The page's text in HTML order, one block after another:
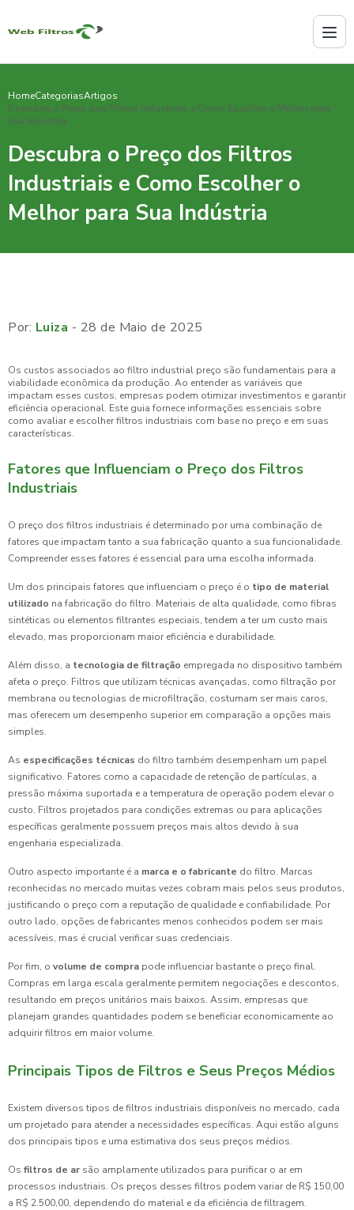
HomeCategoriasArtigos
Descubra o Preço dos Filtros Industriais e Como Escolher o Melhor para
Sua Indústria
Descubra o Preço dos Filtros
Industriais e Como Escolher o
Melhor para Sua Indústria
Por: Luiza - 28 de Maio de 2025
Os custos associados ao filtro industrial preço são fundamentais para a
viabilidade econômica da produção. Ao entender as variáveis que
impactam esses custos, empresas podem otimizar investimentos e garantir
eficiência operacional. Este guia fornece informações essenciais sobre
como avaliar e escolher filtros industriais com base no preço e em suas
características.
Fatores que Influenciam o Preço dos Filtros
Industriais
O preço dos filtros industriais é determinado por uma combinação de
fatores que impactam tanto a sua fabricação quanto a sua funcionalidade.
Compreender esses fatores é essencial para uma escolha informada.
Um dos principais fatores que influenciam o preço é o tipo de material
utilizado na fabricação do filtro. Materiais de alta qualidade, como fibras
sintéticas ou elementos filtrantes especiais, tendem a ter um custo mais
elevado, mas proporcionam maior eficiência e durabilidade.
Além disso, a tecnologia de filtração empregada no dispositivo também
afeta o preço. Filtros que utilizam técnicas avançadas, como filtração por
membrana ou tecnologias de microfiltração, costumam ser mais caros,
mas oferecem um desempenho superior em comparação a opções mais
simples.
As especificações técnicas do filtro também desempenham um papel
significativo. Fatores como a capacidade de retenção de partículas, a
pressão máxima suportada e a temperatura de operação podem elevar o
custo. Filtros projetados para condições extremas ou para aplicações
específicas geralmente possuem preços mais altos devido à sua
engenharia especializada.
Outro aspecto importante é a marca e o fabricante do filtro. Marcas
reconhecidas no mercado muitas vezes cobram mais pelos seus produtos,
justificando o preço com a reputação de qualidade e confiabilidade. Por
outro lado, opções de fabricantes menos conhecidos podem ser mais
acessíveis, mas é crucial verificar suas credenciais.
Por fim, o volume de compra pode influenciar bastante o preço final.
Compras em larga escala geralmente permitem negociações e descontos,
resultando em preços unitários mais baixos. Assim, empresas que
planejam grandes quantidades podem se beneficiar economicamente ao
adquirir filtros em maior volume.
Principais Tipos de Filtros e Seus Preços Médios
Existem diversos tipos de filtros industriais disponíveis no mercado, cada
um projetado para atender a necessidades específicas. Aqui estão alguns
dos principais tipos e uma estimativa dos seus preços médios.
Os filtros de ar são amplamente utilizados para purificar o ar em
processos industriais. Os preços desses filtros podem variar de R$ 150,00
a R$ 2.500,00, dependendo do material e da eficiência de filtragem.